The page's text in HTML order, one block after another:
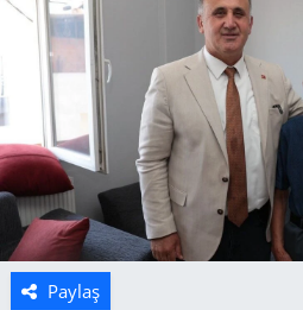
Paylaş
Politika
Uşak